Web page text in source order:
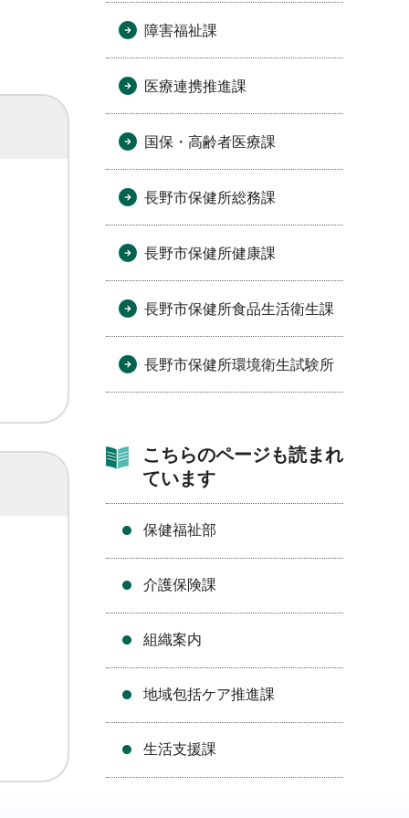
障害福祉課
医療連携推進課
国保・高齢者医療課
長野市保健所総務課
長野市保健所健康課
長野市保健所食品生活衛生課
長野市保健所環境衛生試験所
こちらのページも読まれ
ています
保健福祉部
介護保険課
組織案内
地域包括ケア推進課
生活支援課